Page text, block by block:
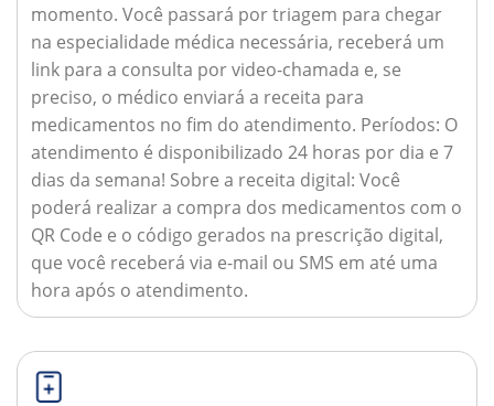
momento. Você passará por triagem para chegar
na especialidade médica necessária, receberá um
link para a consulta por video-chamada e, se
preciso, o médico enviará a receita para
medicamentos no fim do atendimento. Períodos: O
atendimento é disponibilizado 24 horas por dia e 7
dias da semana! Sobre a receita digital: Você
poderá realizar a compra dos medicamentos com o
QR Code e o código gerados na prescrição digital,
que você receberá via e-mail ou SMS em até uma
hora após o atendimento.